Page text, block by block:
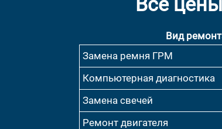
Вид
Замена ремня ГРМ
Компьютерная диагностика
Замена свечей
Ремонт двигателя